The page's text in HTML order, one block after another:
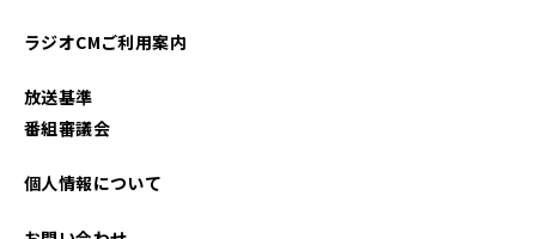
2025年09月
ラジオCMご利用案内
放送基準
番組審議会
個人情報について